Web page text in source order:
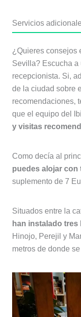
Servicios
¿Quieres consejos
Sevilla? Escucha a
recepcionista. Si,
de la ciudad sobre
recomendaciones,
que el equipo del
y visitas
Como decía al
puedes alojar con
suplemento de 7
Situados entre la
han instalado
Hinojo, Perejil y
metros de donde